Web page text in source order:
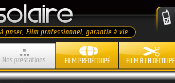
Nos prestations FILM PRÉDÉCOUPÉ FILM À LA DÉCOUPE